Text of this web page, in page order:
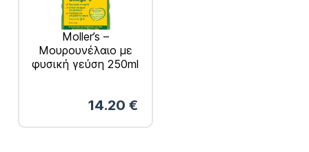
Moller’s –
Μουρουνέλαιο με
φυσική γεύση 250ml
14.20 €